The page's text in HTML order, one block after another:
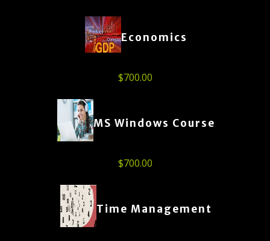
Economics
$700.00
MS Windows Course
$700.00
Time Management